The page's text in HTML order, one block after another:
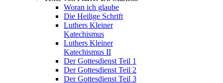
Woran ich glaube
Die Heilige Schrift
Luthers Kleiner
Katechismus
Luthers Kleiner
Katechismus II
Der Gottesdienst Teil 1
Der Gottesdienst Teil 2
Der Gottesdienst Teil 3